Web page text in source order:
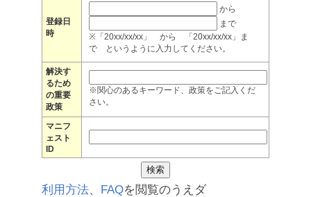
登録日
時
から
まで
※「20xx/xx/xx」 から 「20xx/xx/xx」ま
で というように入力してください。
解決す
るため
の重要
政策
※関心のあるキーワード、政策をご記入くだ
さい。
マニフ
ェスト
ID
利用方法、 FAQを閲覧のうえダ